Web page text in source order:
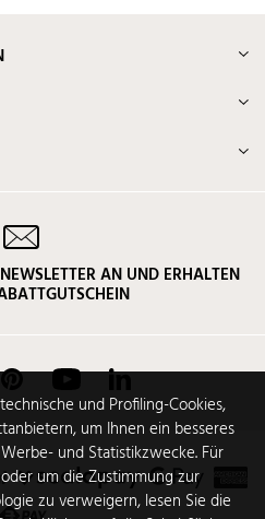
und Profiling-Cookies,
um Ihnen ein besseres
und Statistikzwecke. Für
um die Zustimmung zur
zu verweigern, lesen Sie die
AN UND ERHALTEN
Pinterest YouTubeLinkedIn